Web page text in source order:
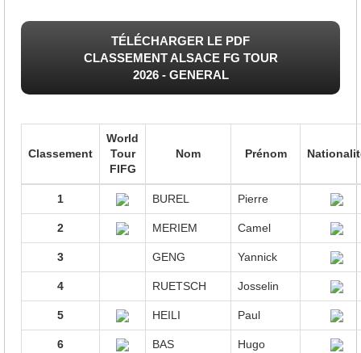
TÉLÉCHARGER LE PDF
CLASSEMENT ALSACE FG TOUR
2026 - GENERAL
Classement
World
Tour
FIFG
Nom Prénom
1 BUREL Pierre
2 MERIEM Camel
3 GENG Yannick
4 RUETSCH Josselin
5 HEILI Paul
6 BAS Hugo